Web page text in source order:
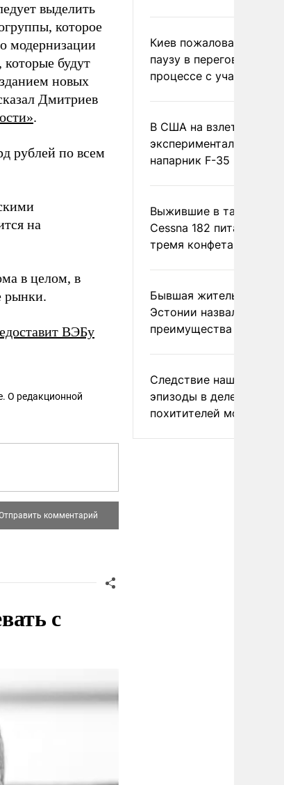
выделить
которое
модернизации
которые будут
новых
Дмитриев
.
рублей по всем
на
в целом, в
рынки.
ВЭБу
О редакционной
с
Киев пожаловался на
паузу в переговорном
процессе с участием
В США на взлете
экспериментальный
напарник F-35
Выжившие в тайге
Cessna 182 питались
тремя конфетами
Бывшая жительница
Эстонии назвала
преимущества России
Следствие нашло
эпизоды в деле
похитителей москвичек